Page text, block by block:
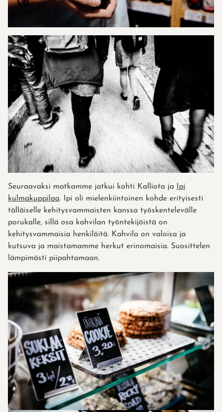
Seuraavaksi matkamme jatkui kohti Kalliota ja Ipi
kulmakuppilaa. Ipi oli mielenkiintoinen kohde erityisesti
tälläiselle kehitysvammaisten kanssa työskentelevälle
porukalle, sillä osa kahvilan työntekijöistä on
kehitysvammaisia henkilöitä. Kahvila on valoisa ja
kutsuva ja maistamamme herkut erinomaisia. Suosittelen
lämpimästi piipahtamaan.